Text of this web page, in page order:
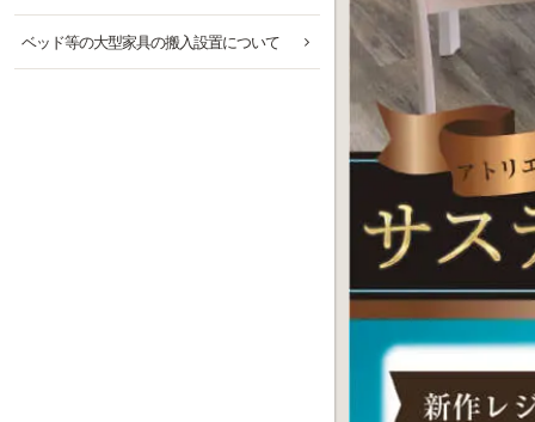
ベッド等の大型家具の搬入設置について